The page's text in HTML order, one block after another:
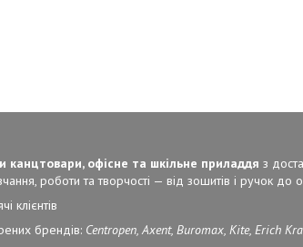
канцтовари, офісне та шкільне приладдя з
роботи та творчості — від зошитів і ручок до
клієнтів
брендів: Centropen, Axent, Buromax, Kite, Erich